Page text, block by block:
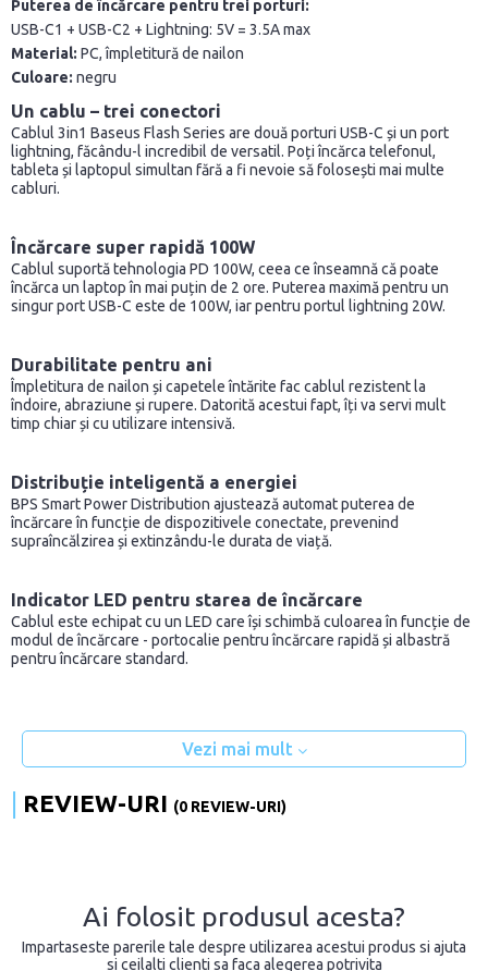
Puterea de încărcare pentru trei porturi:
USB-C1 + USB-C2 + Lightning: 5V = 3.5A max
Material: PC, împletitură de nailon
Culoare: negru
Un cablu – trei conectori
Cablul 3in1 Baseus Flash Series are două porturi USB-C și un port
lightning, făcându-l incredibil de versatil. Poți încărca telefonul,
tableta și laptopul simultan fără a fi nevoie să folosești mai multe
cabluri.
Încărcare super rapidă 100W
Cablul suportă tehnologia PD 100W, ceea ce înseamnă că poate
încărca un laptop în mai puțin de 2 ore. Puterea maximă pentru un
singur port USB-C este de 100W, iar pentru portul lightning 20W.
Durabilitate pentru ani
Împletitura de nailon și capetele întărite fac cablul rezistent la
îndoire, abraziune și rupere. Datorită acestui fapt, îți va servi mult
timp chiar și cu utilizare intensivă.
Distribuție inteligentă a energiei
BPS Smart Power Distribution ajustează automat puterea de
încărcare în funcție de dispozitivele conectate, prevenind
supraîncălzirea și extinzându-le durata de viață.
Indicator LED pentru starea de încărcare
Cablul este echipat cu un LED care își schimbă culoarea în funcție de
modul de încărcare - portocalie pentru încărcare rapidă și albastră
pentru încărcare standard.
Vezi mai mult
REVIEW-URI (0 REVIEW-URI)
Ai folosit produsul acesta?
Impartaseste parerile tale despre utilizarea acestui produs si ajuta
si ceilalti clienti sa faca alegerea potrivita